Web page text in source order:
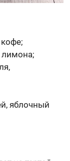
лимона;
яблочный